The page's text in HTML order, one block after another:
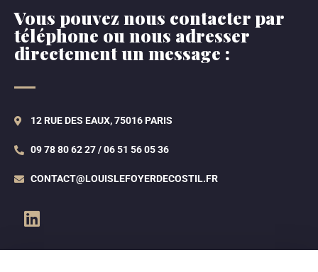
Vous pouvez nous contacter par
téléphone ou nous adresser
directement un message :
12 RUE DES EAUX, 75016 PARIS
09 78 80 62 27 / 06 51 56 05 36
CONTACT@LOUISLEFOYERDECOSTIL.FR